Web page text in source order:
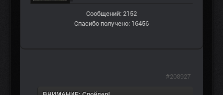
Сообщений: 2152
Спасибо получено: 16456
#208927